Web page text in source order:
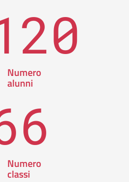
Numero
alunni
Numero
classi